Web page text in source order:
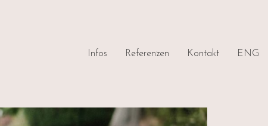
Infos Referenzen Kontakt ENG